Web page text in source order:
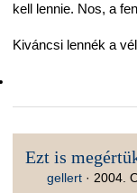
kell lennie. Nos, a
Kiváncsi lennék a
Ezt is
gellert · 2004.